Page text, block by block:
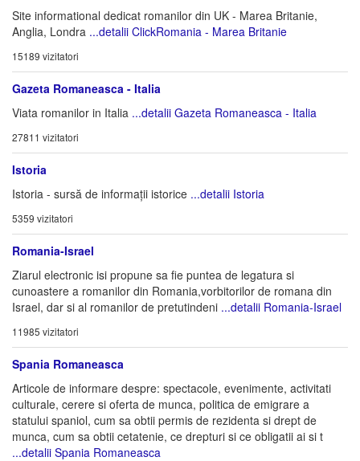
Site informational dedicat romanilor din UK - Marea Britanie,
Anglia, Londra ...detalii ClickRomania - Marea Britanie
15189 vizitatori
Gazeta Romaneasca - Italia
Viata romanilor in Italia ...detalii Gazeta Romaneasca - Italia
27811 vizitatori
Istoria
Istoria - sursă de informații istorice ...detalii Istoria
5359 vizitatori
Romania-Israel
Ziarul electronic isi propune sa fie puntea de legatura si
cunoastere a romanilor din Romania,vorbitorilor de romana din
Israel, dar si al romanilor de pretutindeni ...detalii Romania-Israel
11985 vizitatori
Spania Romaneasca
Articole de informare despre: spectacole, evenimente, activitati
culturale, cerere si oferta de munca, politica de emigrare a
statului spaniol, cum sa obtii permis de rezidenta si drept de
munca, cum sa obtii cetatenie, ce drepturi si ce obligatii ai si t
...detalii Spania Romaneasca